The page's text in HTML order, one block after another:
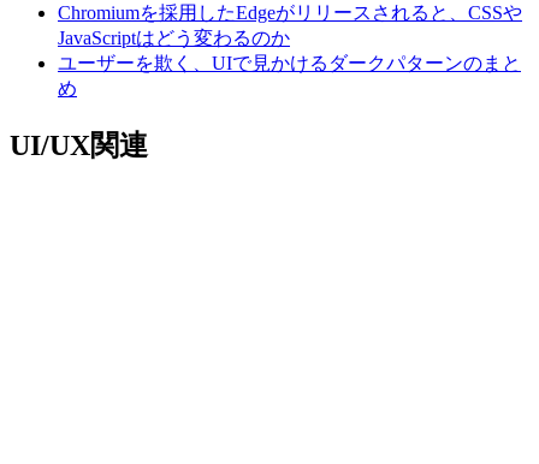
Chromiumを採用したEdgeがリリースされると、CSSや
JavaScriptはどう変わるのか
ユーザーを欺く、UIで見かけるダークパターンのまと
め
UI/UX関連